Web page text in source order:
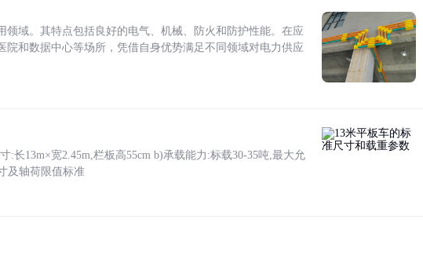
领域。其特点包括良好的电气、机械、防火和防护性能。在应
院和数据中心等场所，凭借自身优势满足不同领域对电力供应
:长13m×宽2.45m,栏板高55cm b)承载能力:标载30-35吨,最大允
及轴荷限值标准